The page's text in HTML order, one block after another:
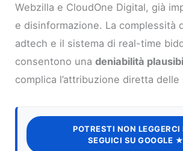
Webzilla e CloudOne Digital, già
e disinformazione. La complessità
adtech e il sistema di real-time
consentono unadeniabilità
complica l’attribuzione diretta
POTRESTI NON LEGGERCI
SEGUICI SU GOOGLE ★